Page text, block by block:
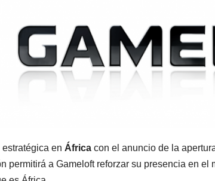
en África con el anuncio de la
permitirá a Gameloft reforzar su presencia en